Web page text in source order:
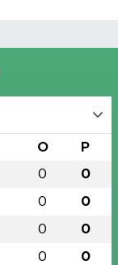
O P
0 0
0 0
0 0
0 0